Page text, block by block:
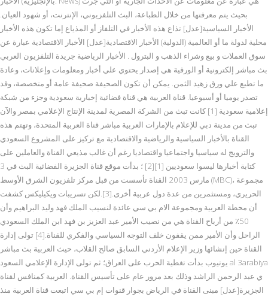
بحيث يتم معرفتها من خلال الطباعة، البث التلفزيوني، الإنترنت، أو شهود العيان.
الأخبار السياسية[عدل] تذاع هذه الأخبار في التلفاز أو المذياع إما تكون هذه الأخبار
محلية لدولة ما أو العالمية (الدولية) الأخبار الاقتصادية[عدل] الأخبار الاقتصادية عبارة عن
سوق العملات و بيع وشراء الذهب و البترول . الأخبار الرياضية جريدة التلفزيون العربي
بث مباشر إلكترونية أو الورقية هي إصدار يحتوي علي أخبار ومعلومات وإعلانات، وعادة
ما تطبع علي ورق زهيد الثمن. يمكن أن تكون الصحيفة صحيفة عامة أو متخصصة، وقد
تصدر يوميا أو أسبوعيا. قناة العربية هي قناة فضائية إخبارية سعودية وجزء من شبكة
إعلامية سعودية [1] كانت تبث من الشركة المصرية لمدينة الإنتاج الإعلامي بمصر والآن
تبث من مدينة دبي للإعلام بالإمارات العربية مباشر قناة العربية المتحدة، وتهتم هذه
القناة بالأخبار السياسية والرياضية والاقتصادية مع تركيز على المشروع السعودي
والترويج له سياسيا واجتماعيا واقتصاديا رغم أن غالب مذيعي القناة والعاملين على
كتابة أخبارها ليسوا سعوديين [1][2] ؛ بدأت موقع قناة الجزيرة الفضائية البث في 3
مارس 2003 القناة تأسست من قبل مركز تلفزيون الشرق الأوسط (MBC)، مجموعة
الحريري، ومستثمرين من عدة دول عربية أخرى.[3].لكن تسريبات ويكيليكس كشفت
أن محطة العربية ومجموعة الام بي سي عائدة لنسيب الملك فهد وليد البراهيم وأن
50٪ من أرباح القناة هي من نصيب الأمير عبد العزيز بن فهد ابن الملك السعودي
الراحل وأن الأمير ممن يقفون خلف التوجه السياسي والفكري للقناة.[4] تولى إدارة
القناة حين إنشائها وزير الإعلام الأردني السابق صالح القلاب، حيث العربية بث مباشر
يوتيوب بدأت تغطية الحرب على العراق؛ ثم تولى الإدارة الإعلامي السعود al 3arabiya
ي عبد الرحمن الراشد وذلك بعد مرور عام على تأسيس القناة. العربية كمنافس لقناة
الجزيرة[عدل] مبنى القناة في الرياض بجوار قنوات إم بي سي اتبعت قناة العربية منذ